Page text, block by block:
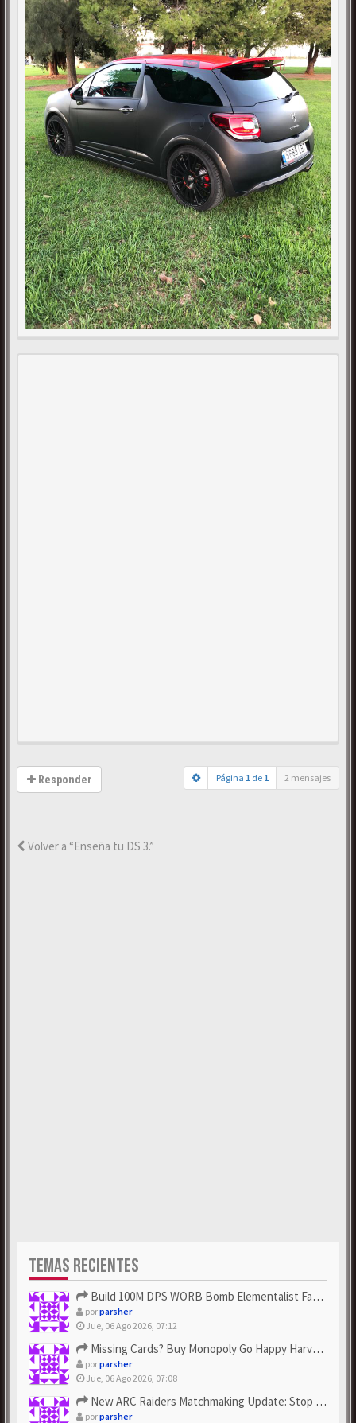
Responder Página 1 de 1 2 mensajes
Volver a “Enseña tu DS 3.”
TEMAS RECIENTES
Build 100M DPS WORB Bomb Elementalist Fast - Grab POE Curren...
porparsher
Jue, 06 Ago 2026, 07:12
Missing Cards? Buy Monopoly Go Happy Harvest with Looney Tun...
porparsher
Jue, 06 Ago 2026, 07:08
New ARC Raiders Matchmaking Update: Stop Failed - Grab Bluep...
porparsher